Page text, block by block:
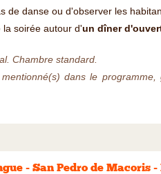
de danse ou d'observer les
la soirée autour d'un dîner
Chambre standard.
dans le
- San Pedro de Macoris